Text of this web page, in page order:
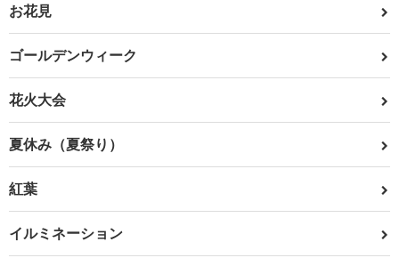
お花見
ゴールデンウィーク
花火大会
夏休み（夏祭り）
紅葉
イルミネーション